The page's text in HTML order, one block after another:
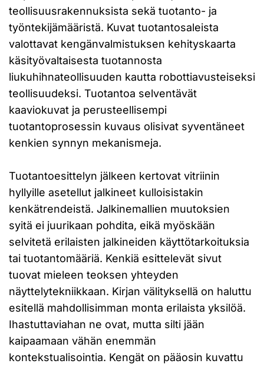
teollisuusrakennuksista sekä tuotanto- ja
työntekijämääristä. Kuvat tuotantosaleista
valottavat kengänvalmistuksen kehityskaarta
käsityövaltaisesta tuotannosta
liukuhihnateollisuuden kautta robottiavusteiseksi
teollisuudeksi. Tuotantoa selventävät
kaaviokuvat ja perusteellisempi
tuotantoprosessin kuvaus olisivat syventäneet
kenkien synnyn mekanismeja.
Tuotantoesittelyn jälkeen kertovat vitriinin
hyllyille asetellut jalkineet kulloisistakin
kenkätrendeistä. Jalkinemallien muutoksien
syitä ei juurikaan pohdita, eikä myöskään
selvitetä erilaisten jalkineiden käyttötarkoituksia
tai tuotantomääriä. Kenkiä esittelevät sivut
tuovat mieleen teoksen yhteyden
näyttelytekniikkaan. Kirjan välityksellä on haluttu
esitellä mahdollisimman monta erilaista yksilöä.
Ihastuttaviahan ne ovat, mutta silti jään
kaipaamaan vähän enemmän
kontekstualisointia. Kengät on pääosin kuvattu